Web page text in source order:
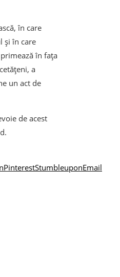
în care
și în care
în fața
a
un act de
de acest
PinterestStumbleuponEmail